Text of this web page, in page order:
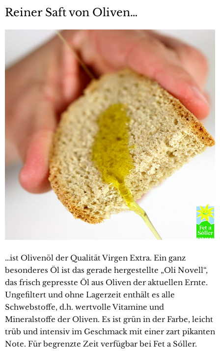
Reiner Saft von Oliven…
…ist Olivenöl der Qualität Virgen Extra. Ein ganz
besonderes Öl ist das gerade hergestellte „Oli Novell“,
das frisch gepresste Öl aus Oliven der aktuellen Ernte.
Ungefiltert und ohne Lagerzeit enthält es alle
Schwebstoffe, d.h. wertvolle Vitamine und
Mineralstoffe der Oliven. Es ist grün in der Farbe, leicht
trüb und intensiv im Geschmack mit einer zart pikanten
Note. Für begrenzte Zeit verfügbar bei Fet a Sóller.